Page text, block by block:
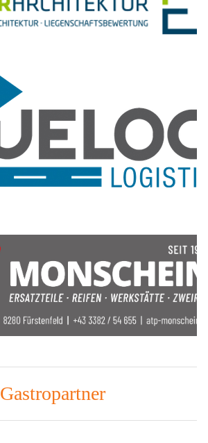
Gastropartner